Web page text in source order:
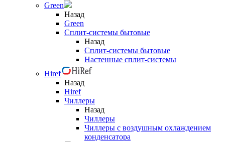
Green
Назад
Green
Сплит-системы бытовые
Назад
Сплит-системы бытовые
Настенные сплит-системы
Hiref
Назад
Hiref
Чиллеры
Назад
Чиллеры
Чиллеры с воздушным охлаждением
конденсатора